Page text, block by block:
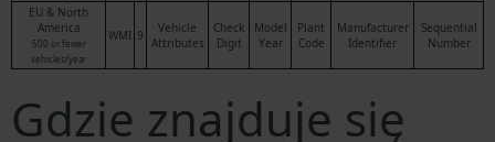
EU & North
America
500 or fewer
vehicles/year
WMI 9
Vehicle
Attributes
Check
Digit
Model
Year
Plant
Code
Manufacturer
Identifier
Sequential
Number
Gdzie znajduje się